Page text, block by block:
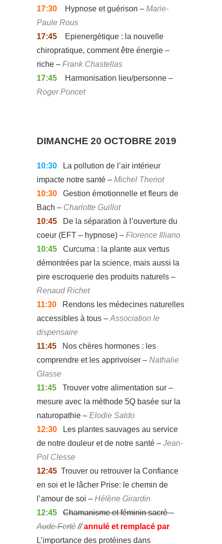
17:30
Hypnose et guérison – Marie-
Paule Rous
17:45
Epienergétique : la nouvelle
chiropratique, comment être énergie –
riche – Frank Chastellas
17:45
Harmonisation lieu/personne –
Roger Poncet
DIMANCHE 20 OCTOBRE 2019
10:30
La pollution de l’air intérieur
impacte notre santé – Michel Thenot
10:30
Gestion émotionnelle et fleurs de
Bach – Charlotte Guillot
10:45
De la séparation à l’ouverture du
coeur (EFT – hypnose) – Florence Illiano
10:45
Curcuma : la plante aux vertus
démontrées par la science, mais aussi la
pire escroquerie des produits naturels –
Renaud Richet
11:30
Rendons les médecines naturelles
accessibles à tous – Association le
dispensaire
11:45
Nos chères hormones : les
comprendre et les apprivoiser – Nathalie
Glasse
11:45
Trouver votre alimentation sur –
mesure avec la méthode 5Q basée sur la
naturopathie – Elodie Saldo
12:30
Les plantes sauvages au service
de notre douleur et de notre santé – Jean-
Pol Clesse
12:45 Trouver ou retrouver la Confiance
en soi et le lâcher Prise: le chemin de
l’amour de soi – Hélène Girardin
12:45
Chamanisme et féminin sacré –
Aude Ferté //annulé et remplacé par
L’importance des protéines dans